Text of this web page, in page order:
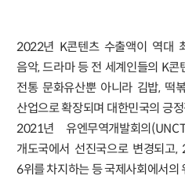
2022년 K콘텐츠 수출액이 역대
음악, 드라마 등 전 세계인들의 K
전통 문화유산뿐 아니라 김밥, 떡
산업으로 확장되며 대한민국의 긍
2021년 유엔무역개발회의
개도국에서 선진국으로 변경되
6위를 차지하는 등 국제사회에서의